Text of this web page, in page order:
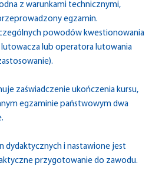
z warunkami technicznymi,
egzamin.
powodów kwestionowania
lub operatora lutowania
zaświadczenie ukończenia kursu,
egzaminie państwowym dwa
dydaktycznych i nastawione jest
przygotowanie do zawodu.